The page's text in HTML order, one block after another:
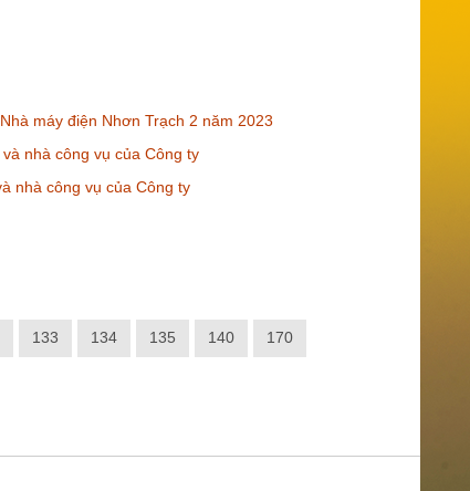
máy điện Nhơn Trạch 2 năm 2023
nhà công vụ của Công ty
nhà công vụ của Công ty
133 134 135 140 170